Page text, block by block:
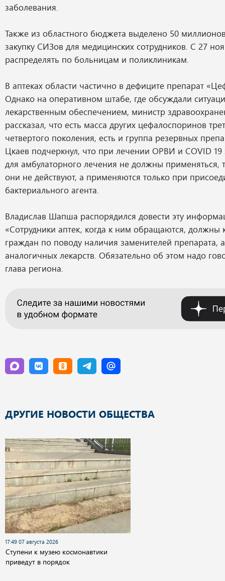
заболевания.
Также из областного бюджета выделено 50
закупку СИЗов для медицинских сотрудников. С 27
распределять по больницам и поликлиникам.
В аптеках области частично в дефиците препарат
Однако на оперативном штабе, где обсуждали
лекарственным обеспечением, министр
рассказал, что есть масса других цефалоспоринов
четвертого поколения, есть и группа резервных
Цкаев подчеркнул, что при лечении ОРВИ и COVID 19
для амбулаторного лечения не должны применяться,
они не действуют, а применяются только при
бактериального агента.
Владислав Шапша распорядился довести эту
«Сотрудники аптек, когда к ним обращаются, должны
граждан по поводу наличия заменителей препарата,
аналогичных лекарств. Обязательно об этом надо
глава региона.
ДРУГИЕ НОВОСТИ ОБЩЕСТВА
17:49 07 августа 2026
Cтупени к музею космонавтики
приведут в порядок